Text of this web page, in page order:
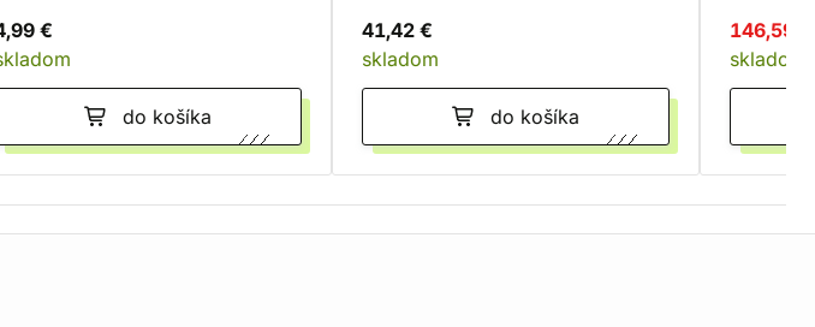
€
do košíka
41,42 €
skladom
do košíka
146,59 €
skladom